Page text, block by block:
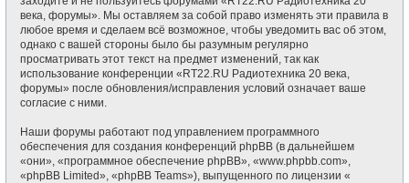
века, форумы». Мы оставляем за собой право изменять эти правила в
любое время и сделаем всё возможное, чтобы уведомить вас об этом,
однако с вашей стороны было бы разумным регулярно
просматривать этот текст на предмет изменений, так как
использование конференции «RT22.RU Радиотехника 20 века,
форумы» после обновления/исправления условий означает ваше
согласие с ними.
Наши форумы работают под управлением программного
обеспечения для создания конференций phpBB (в дальнейшем
«они», «программное обеспечение phpBB», «www.phpbb.com»,
«phpBB Limited», «phpBB Teams»), выпущенного по лицензии «